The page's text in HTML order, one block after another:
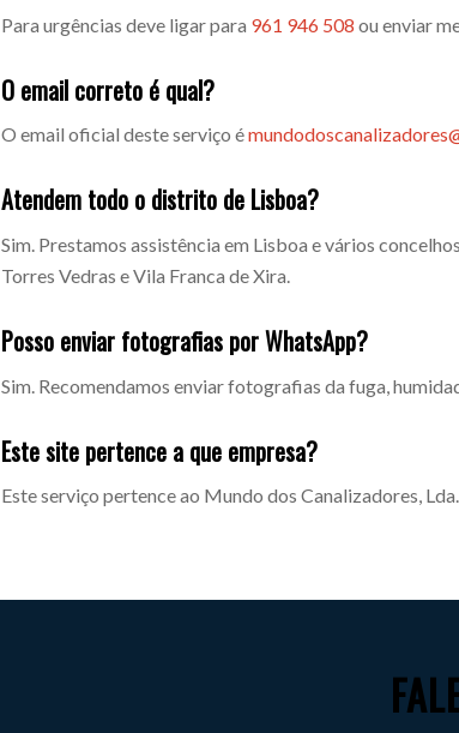
Para urgências deve ligar para 961 946 508 ou enviar
O email correto é qual?
O email oficial deste serviço é
Atendem todo o distrito de Lisboa?
Sim. Prestamos assistência em Lisboa e vários
Torres Vedras e Vila Franca de Xira.
Posso enviar fotografias por WhatsApp?
Sim. Recomendamos enviar fotografias da fuga,
Este site pertence a que empresa?
Este serviço pertence ao Mundo dos Canalizadores, Lda.